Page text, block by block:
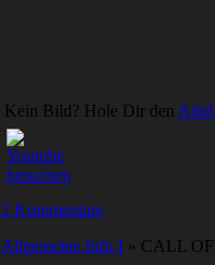
Kein Bild? Hole Dir den
2 Kommentare
Allgemeine Info I » CALL